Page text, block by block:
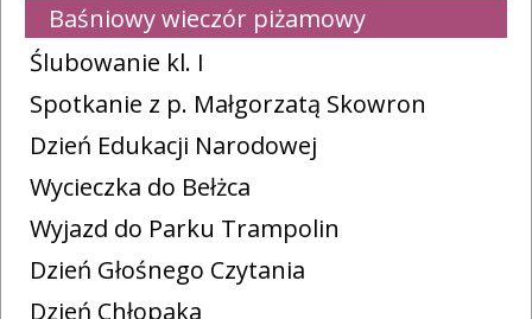
Baśniowy wieczór piżamowy
Ślubowanie kl. I
Spotkanie z p. Małgorzatą Skowron
Dzień Edukacji Narodowej
Wycieczka do Bełżca
Wyjazd do Parku Trampolin
Dzień Głośnego Czytania
Dzień Chłopaka